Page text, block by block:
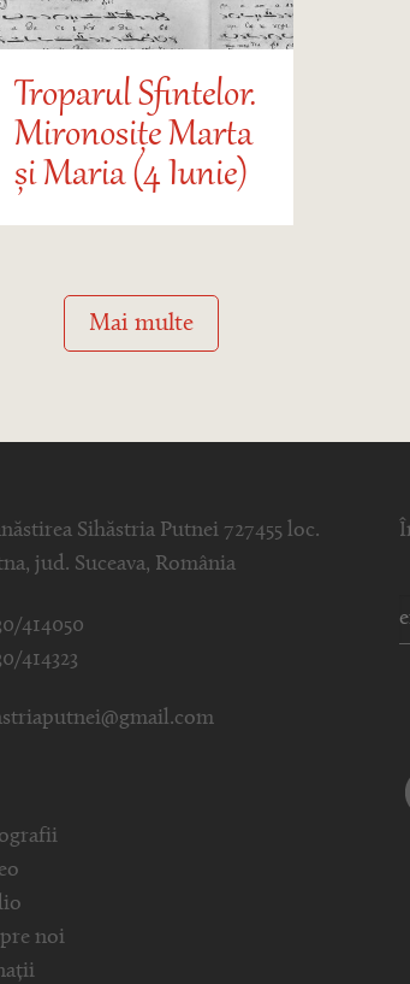
Troparul Sfintelor.
Mironosițe Marta
și Maria (4 Iunie)
Mai multe
Sihăstria Putnei 727455 loc.
jud. Suceava, România
414050
414323
noi